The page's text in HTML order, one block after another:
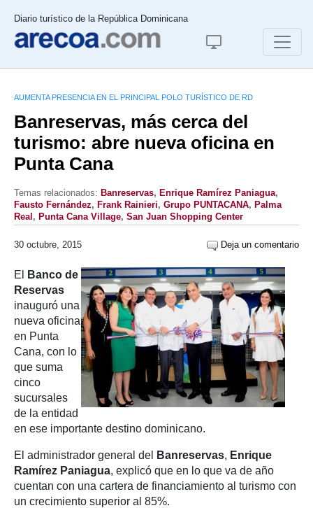
Diario turístico de la República Dominicana
AUMENTA PRESENCIA EN EL PRINCIPAL POLO TURÍSTICO DE RD
Banreservas, más cerca del
turismo: abre nueva oficina en
Punta Cana
Temas relacionados: Banreservas, Enrique Ramírez Paniagua,
Fausto Fernández, Frank Rainieri, Grupo PUNTACANA, Palma
Real , Punta Cana Village, San Juan Shopping Center
30 octubre, 2015 Deja un comentario
El
Banco de
Reservas
inauguró una
nueva oficina
en Punta
Cana, con lo
que suma
cinco
sucursales
de la entidad
en ese importante destino dominicano.
El administrador general del Banreservas, Enrique
Ramírez Paniagua, explicó que en lo que va de año
cuentan con una cartera de financiamiento al turismo con
un crecimiento superior al 85%.